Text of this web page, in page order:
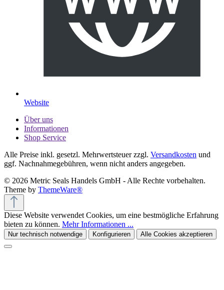
Website
Über uns
Informationen
Shop Service
Alle Preise inkl. gesetzl. Mehrwertsteuer zzgl. Versandkosten und
ggf. Nachnahmegebühren, wenn nicht anders angegeben.
© 2026 Metric Seals Handels GmbH - Alle Rechte vorbehalten.
Theme by ThemeWare®
Diese Website verwendet Cookies, um eine bestmögliche Erfahrung
bieten zu können. Mehr Informationen ...
Nur technisch notwendige Konfigurieren Alle Cookies akzeptieren